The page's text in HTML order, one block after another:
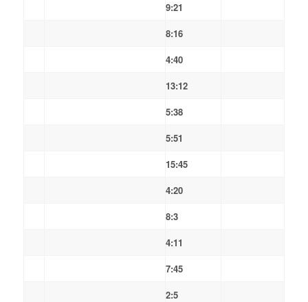
9:21
8:16
4:40
13:12
5:38
5:51
15:45
4:20
8:3
4:11
7:45
2:5